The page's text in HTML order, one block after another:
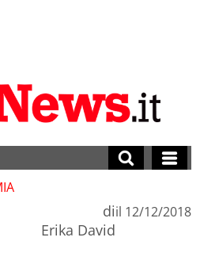
di
Erika David
il 12/12/2018